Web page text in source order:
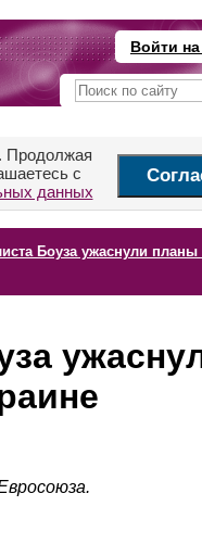
Войти
Продолжая
с
данных
Боуза ужаснули